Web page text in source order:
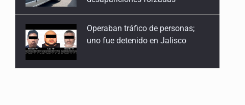
Catean casa por esquema de
fraude telefónico